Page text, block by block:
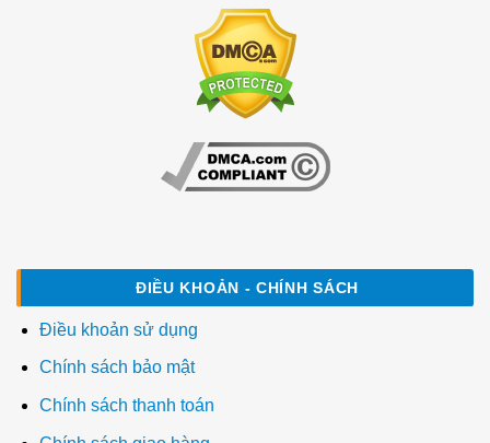
ĐIỀU KHOẢN - CHÍNH SÁCH
Điều khoản sử dụng
Chính sách bảo mật
Chính sách thanh toán